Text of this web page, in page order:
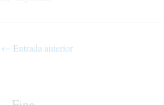
← Entrada anterior